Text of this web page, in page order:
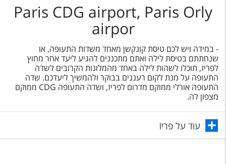
Paris CDG airport, Paris Orly
airpor
- במידה ויש לכם טיסת קונקשן מאחד משדות התעופה, או
שנחתתם בטיסת לילה ואתם מתכננים להגיע ליעד אחר מחוץ
לפריז, תוכלו לשהות לילה באחד מהמלונות הקרובים לשדה
התעופה על מנת לקום רעננים בבוקר ולהמשיך ליעדכם. שדה
התעופה אורלי ממוקם מדרום לפריז, ושדה התעופה CDG ממוקם
מצפון לה.
עוד על פריז